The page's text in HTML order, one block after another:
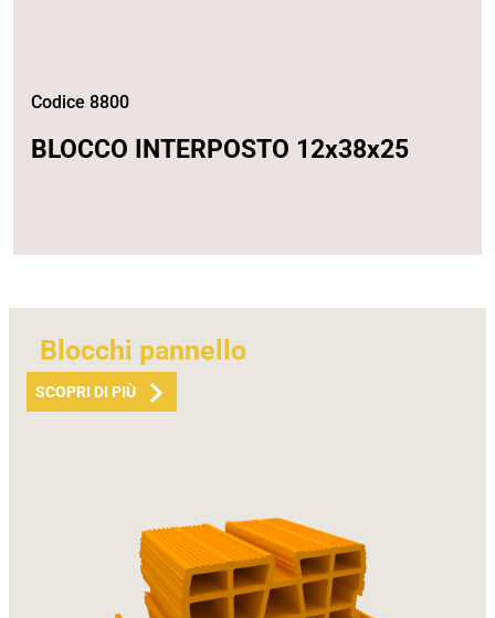
Codice 8800
BLOCCO INTERPOSTO 12x38x25
Blocchi pannello
SCOPRI DI PIÙ